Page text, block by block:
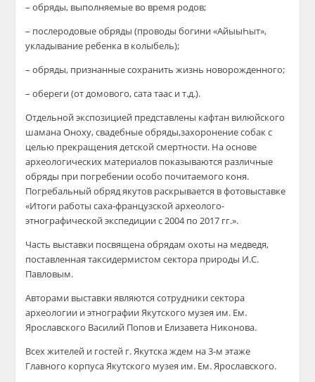
– обряды, выполняемые во время родов;
– послеродовые обряды (проводы богини «АйыыҺыт»,
укладывание ребенка в колыбель);
– обряды, признанныесохранить жизнь новорожденного;
– обереги (от домового,сататаас и т.д.).
Отдельной экспозицией представлены кафтан вилюйского
шаманаОноху,свадебные обряды,захоронение собак с
целью прекращения детской смертности. На основе
археологических материалов показываются различные
обряды при погребении особо почитаемого коня.
Погребальный обряд якутов раскрывается в фотовыставке
«Итоги работы саха-французской археолого-
этнографической экспедиции с 2004 по2017 гг.».
Часть выставки посвящена обрядам охоты на медведя,
поставленная таксидермистом сектора природы И.С.
Павловым.
Авторами выставки являются сотрудники сектора
археологии и этнографии Якутского музея им. Ем.
Ярославского Василий Попов и Елизавета Никонова.
Всех жителей и гостей г. Якутска ждем на 3-м этаже
Главного корпуса Якутского музея им. Ем. Ярославского.